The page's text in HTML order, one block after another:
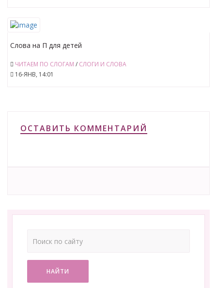
Слова на П для детей
ЧИТАЕМ ПО СЛОГАМ / СЛОГИ И СЛОВА
16-ЯНВ, 14:01
ОСТАВИТЬ КОММЕНТАРИЙ
НАЙТИ